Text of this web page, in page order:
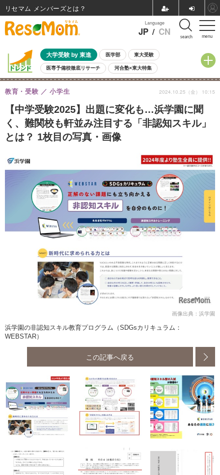
menu
Language
JP / CN search
大学受験 by 東進 医学部 東大受験
医専予備校徹底リサーチ 河合塾×東大特集
親子で考える大学選び 高校受験 中学受験 小学校受験
共通テスト 夏休み
8月開催イベント・WS 全国公立高校 過去問 人気記事
自由研究教材（小学生向け） 自由研究教材（中学生向け） ランキング
【中学受験2025】出題に変化も…浜学園に聞
く、難関校も軒並み注目する「非認知スキル」
とは？ 1枚目の写真・画像
教育・受験 小学生 2024.10.25（金） 10:15
画像出典：浜学園
浜学園の非認知スキル教育プログラム（SDGsカリキュラム：
WEBSTAR）
この記事へ戻る
リセマム メンバーズ